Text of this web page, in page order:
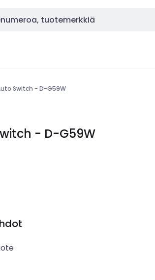
Switch - D-G59W
- D-G59W